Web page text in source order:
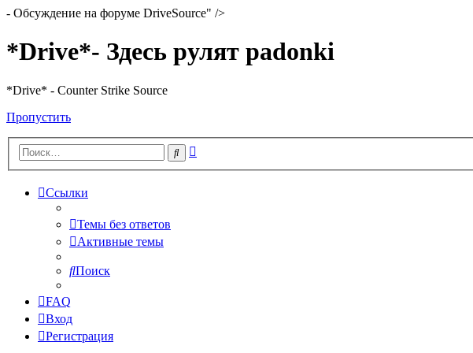
- Обсуждение на форуме DriveSource" />
*Drive*- Здесь рулят padonki
*Drive* - Counter Strike Source
Пропустить
Поиск
Ссылки
Темы без ответов
Активные темы
Поиск
FAQ
Вход
Регистрация